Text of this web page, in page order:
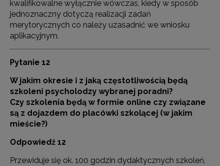
kwalifikowalne wyłącznie wówczas, kiedy w sposób
jednoznaczny dotyczą realizacji zadań
merytorycznych co należy uzasadnić we wniosku
aplikacyjnym.
Pytanie 12
Wjakim okresie i z jaką częstotliwością będą
szkoleni psycholodzy wybranej poradni?
Czy szkolenia będą w formie online czy związane
są z dojazdem do placówki szkolącej (w jakim
mieście?)
Odpowiedź 12
Przewiduje się ok. 100 godzin dydaktycznych szkoleń.